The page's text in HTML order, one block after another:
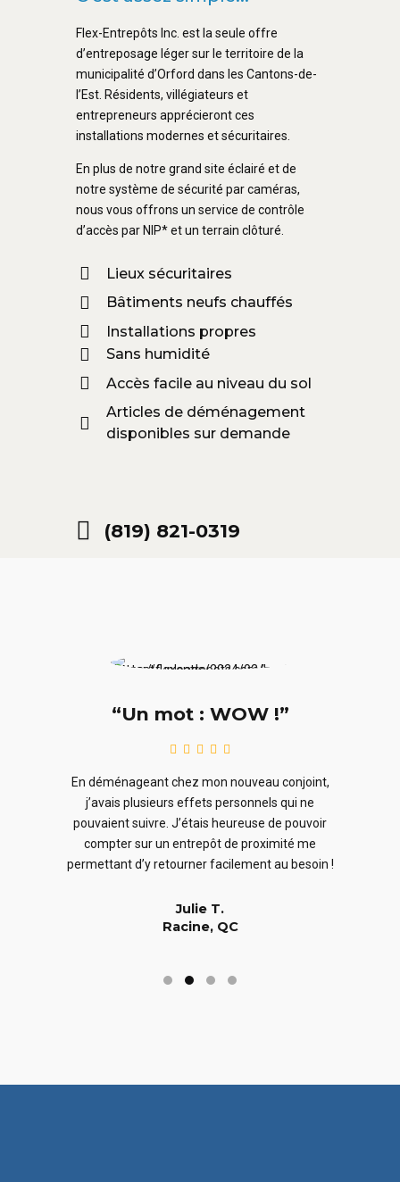
Flex-Entrepôts Inc. est la seule offre
d’entreposage léger sur le territoire de la
municipalité d’Orford dans les Cantons-de-
l’Est. Résidents, villégiateurs et
entrepreneurs apprécieront ces
installations modernes et sécuritaires.
En plus de notre grand site éclairé et de
notre système de sécurité par caméras,
nous vous offrons un service de contrôle
d’accès par NIP* et un terrain clôturé.
Lieux sécuritaires
Bâtiments neufs chauffés
Installations propres
Sans humidité
Accès facile au niveau du sol
Articles de déménagement
disponibles sur demande
(819) 821-0319
“Un mot : WOW !”
En déménageant chez mon nouveau conjoint,
j’avais plusieurs effets personnels qui ne
pouvaient suivre. J’étais heureuse de pouvoir
compter sur un entrepôt de proximité me
permettant d’y retourner facilement au besoin !
Julie T.
Racine, QC